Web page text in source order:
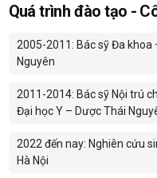
Quá trình đào tạo -
2005-2011: Bác sỹ Đa khoa
Nguyên
2011-2014: Bác sỹ Nội trú
Đại học Y – Dược Thái
2022 đến nay: Nghiên cứu
Hà Nội